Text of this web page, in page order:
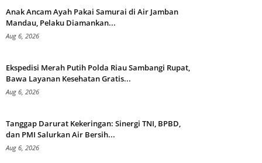
Anak Ancam Ayah Pakai Samurai di Air Jamban
Mandau, Pelaku Diamankan...
Aug 6, 2026
Ekspedisi Merah Putih Polda Riau Sambangi Rupat,
Bawa Layanan Kesehatan Gratis...
Aug 6, 2026
Tanggap Darurat Kekeringan: Sinergi TNI, BPBD,
dan PMI Salurkan Air Bersih...
Aug 6, 2026